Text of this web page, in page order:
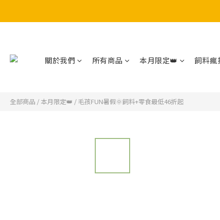
關於我們 所有商品 本月限定👑 飼料瘋
全部商品 / 本月限定👑 /毛孩FUN暑假🌞飼料+零食最低46折起